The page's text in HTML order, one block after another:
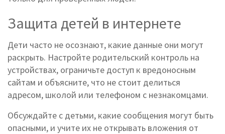
Защита детей в интернете
Дети часто не осознают, какие данные они могут
раскрыть. Настройте родительский контроль на
устройствах, ограничьте доступ к вредоносным
сайтам и объясните, что не стоит делиться
адресом, школой или телефоном с незнакомцами.
Обсуждайте с детьми, какие сообщения могут быть
опасными, и учите их не открывать вложения от